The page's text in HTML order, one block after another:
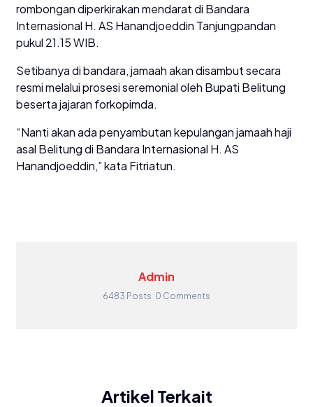
rombongan diperkirakan mendarat di Bandara
Internasional H. AS Hanandjoeddin Tanjungpandan
pukul 21.15 WIB.
Setibanya di bandara, jamaah akan disambut secara
resmi melalui prosesi seremonial oleh Bupati Belitung
beserta jajaran forkopimda.
“Nanti akan ada penyambutan kepulangan jamaah haji
asal Belitung di Bandara Internasional H. AS
Hanandjoeddin,” kata Fitriatun.
Admin
6483 Posts 0 Comments
Artikel Terkait